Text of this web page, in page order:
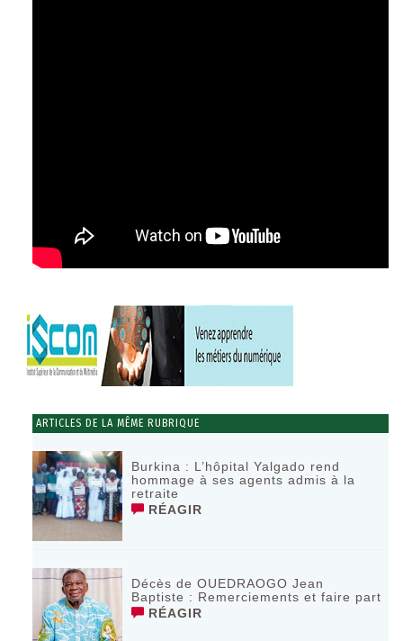
ARTICLES DE LA MÊME RUBRIQUE
Burkina : L’hôpital Yalgado rend
hommage à ses agents admis à la
retraite
RÉAGIR
Décès de OUEDRAOGO Jean
Baptiste : Remerciements et faire part
RÉAGIR